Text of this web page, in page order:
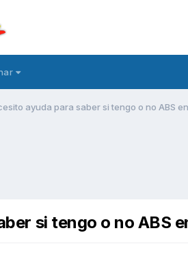
ayuda para saber si tengo o no ABS en
si tengo o no ABS